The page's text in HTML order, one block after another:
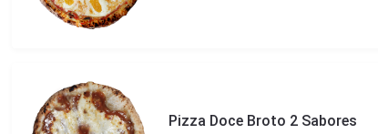
Pizza Doce Broto 2 Sabores